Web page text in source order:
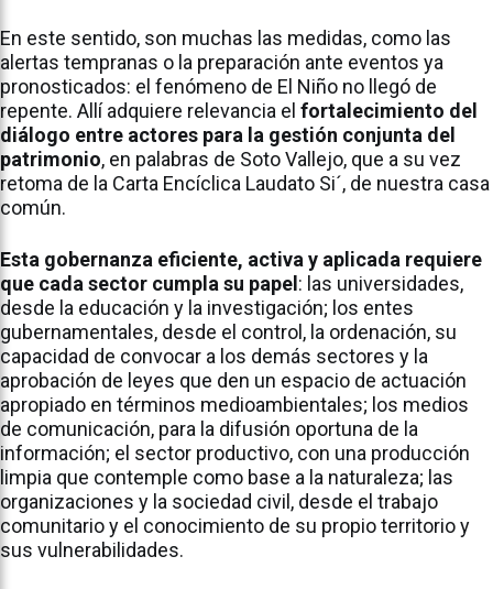
En este sentido, son muchas las medidas, como las
alertas tempranas o la preparación ante eventos ya
pronosticados: el fenómeno de El Niño no llegó de
repente. Allí adquiere relevancia el fortalecimiento del
diálogo entre actores para la gestión conjunta del
patrimonio, en palabras de Soto Vallejo, que a su vez
retoma de la Carta Encíclica Laudato Si´, de nuestra casa
común.
Esta gobernanza eficiente, activa y aplicada requiere
que cada sector cumpla su papel : las universidades,
desde la educación y la investigación; los entes
gubernamentales, desde el control, la ordenación, su
capacidad de convocar a los demás sectores y la
aprobación de leyes que den un espacio de actuación
apropiado en términos medioambientales; los medios
de comunicación, para la difusión oportuna de la
información; el sector productivo, con una producción
limpia que contemple como base a la naturaleza; las
organizaciones y la sociedad civil, desde el trabajo
comunitario y el conocimiento de su propio territorio y
sus vulnerabilidades.